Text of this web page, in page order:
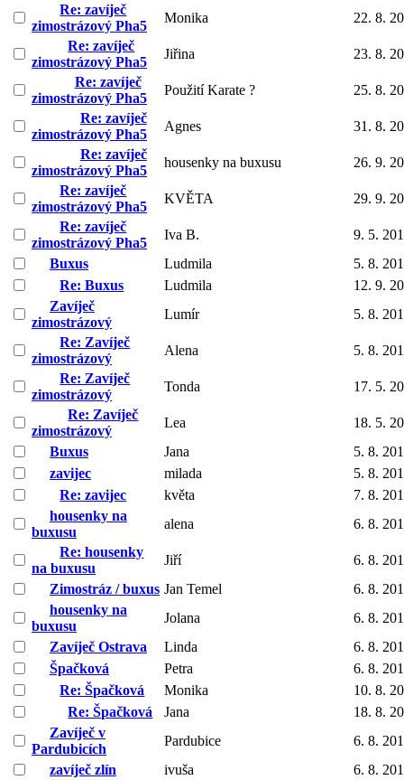
Re: zavíječ
zimostrázový Pha5
Monika
22. 8.
Re: zavíječ
zimostrázový Pha5
Jiřina
23. 8.
Re: zavíječ
zimostrázový Pha5
Použití Karate ?
25. 8.
Re: zavíječ
zimostrázový Pha5
Agnes
31. 8.
Re: zavíječ
zimostrázový Pha5
housenky na buxusu
26. 9.
Re: zavíječ
zimostrázový Pha5
KVĚTA
29. 9.
Re: zavíječ
zimostrázový Pha5
Iva B.
9. 5.
Buxus
Ludmila
5. 8.
Re: Buxus
Ludmila
12. 9.
Zavíječ
zimostrázový
Lumír
5. 8.
Re: Zavíječ
zimostrázový
Alena
5. 8.
Re: Zavíječ
zimostrázový
Tonda
17. 5.
Re: Zavíječ
zimostrázový
Lea
18. 5.
Buxus
Jana
5. 8.
zavijec
milada
5. 8.
Re: zavijec
květa
7. 8.
housenky na
buxusu
alena
6. 8.
Re: housenky
na buxusu
Jiří
6. 8.
Zimostráz / buxus Jan Temel
6. 8.
housenky na
buxusu
Jolana
6. 8.
Zavíječ Ostrava
Linda
6. 8.
Špačková
Petra
6. 8.
Re: Špačková
Monika
10. 8.
Re: Špačková
Jana
18. 8.
Zavíječ v
Pardubicích
Pardubice
6. 8.
zavíječ zlín
ivuša 6. 8.